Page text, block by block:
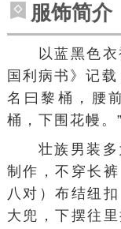
服饰简介
以蓝黑色
国利病书 》记
名曰黎桶，腰
桶，下围花幔。”
壮族男装
制作，不穿长裤
八对）布结纽
大兜，下摆往